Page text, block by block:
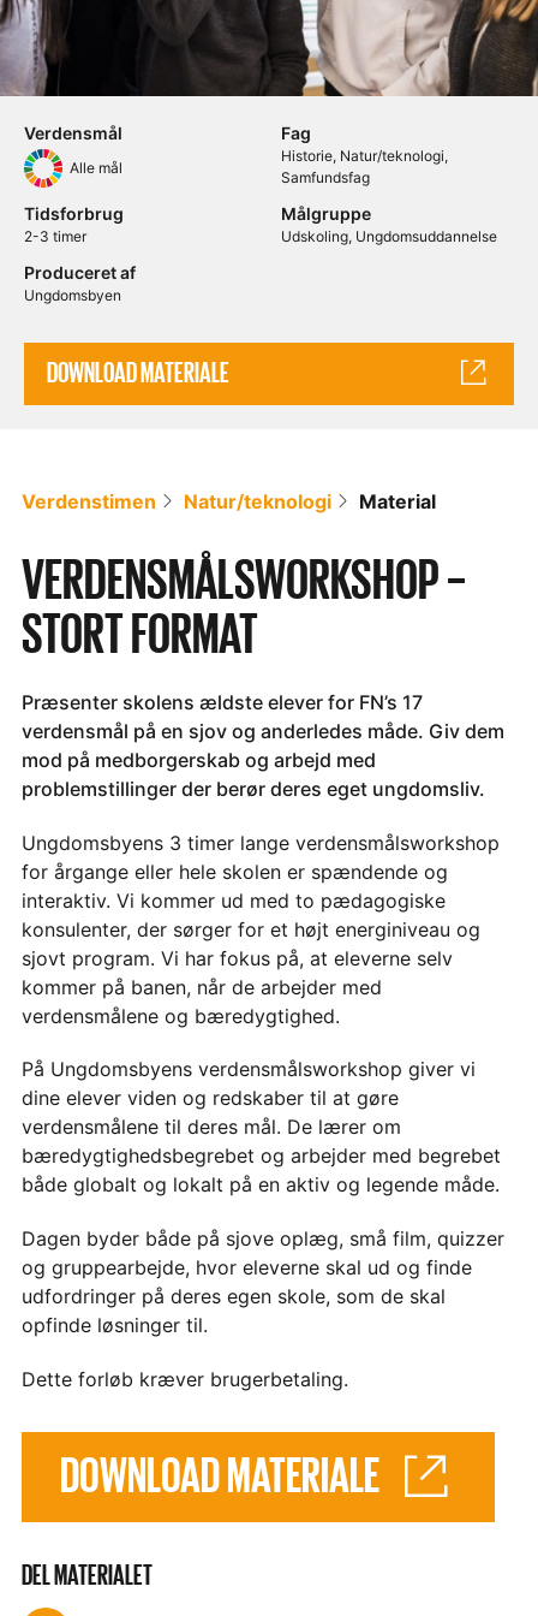
DOWNLOAD MATERIALE
Verdensmål
Alle mål
Fag
Historie Natur/teknologi
Samfundsfag
Tidsforbrug
2-3 timer
Målgruppe
Udskoling Ungdomsuddannelse
Produceret af
Ungdomsbyen
Verdenstimen Natur/teknologi Material
VERDENSMÅLSWORKSHOP –
STORT FORMAT
Præsenter skolens ældste elever for FN’s 17
verdensmål på en sjov og anderledes måde. Giv dem
mod på medborgerskab og arbejd med
problemstillinger der berør deres eget ungdomsliv.
Ungdomsbyens 3 timer lange verdensmålsworkshop
for årgange eller hele skolen er spændende og
interaktiv. Vi kommer ud med to pædagogiske
konsulenter, der sørger for et højt energiniveau og
sjovt program. Vi har fokus på, at eleverne selv
kommer på banen, når de arbejder med
verdensmålene og bæredygtighed.
På Ungdomsbyens verdensmålsworkshop giver vi
dine elever viden og redskaber til at gøre
verdensmålene til deres mål. De lærer om
bæredygtighedsbegrebet og arbejder med begrebet
både globalt og lokalt på en aktiv og legende måde.
Dagen byder både på sjove oplæg, små film, quizzer
og gruppearbejde, hvor eleverne skal ud og finde
udfordringer på deres egen skole, som de skal
opfinde løsninger til.
Dette forløb kræver brugerbetaling.
DOWNLOAD MATERIALE
DEL MATERIALET